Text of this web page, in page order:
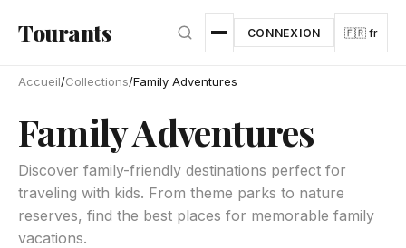
Tourants CONNEXION 🇫🇷 fr
Accueil/Collections/Family Adventures
Family Adventures
Discover family-friendly destinations perfect for
traveling with kids. From theme parks to nature
reserves, find the best places for memorable family
vacations.